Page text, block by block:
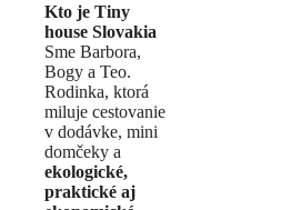
Kto je Tiny
house Slovakia
Sme Barbora,
Bogy a Teo.
Rodinka, ktorá
miluje cestovanie
v dodávke, mini
domčeky a
ekologické,
praktické aj